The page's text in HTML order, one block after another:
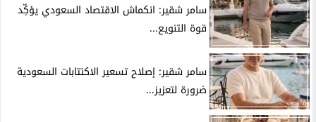
سامر شقير: انكماش الاقتصاد السعودي يؤكِّد
قوة التنويع...
سامر شقير: إصلاح تسعير الاكتتابات السعودية
ضرورة لتعزيز...